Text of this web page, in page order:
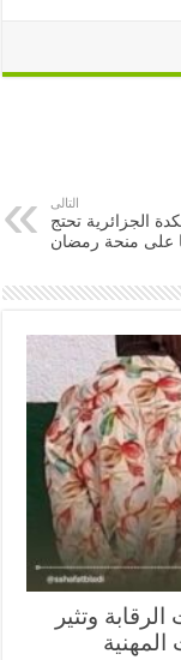
تحتج
منحة رمضان
وتثير